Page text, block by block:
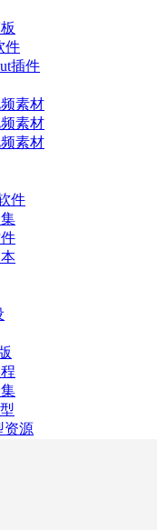
件
插件
素材
素材
素材
件
资源